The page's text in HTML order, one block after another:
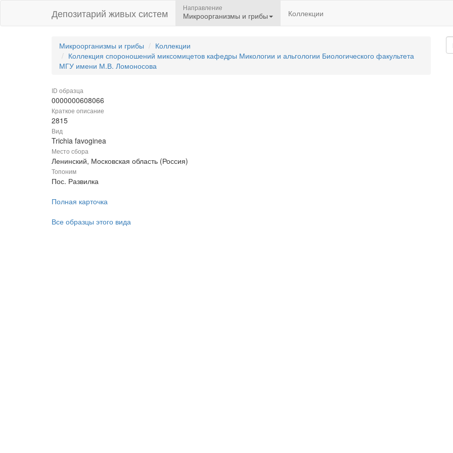
Депозитарий живых систем Направление
Микроорганизмы и грибы Коллекции
Микроорганизмы и грибы
Коллекции
Коллекция спороношений миксомицетов кафедры Микологии и альгологии Биологического факультета
МГУ имени М.В. Ломоносова
ID образца
0000000608066
Краткое описание
2815
Вид
Trichia favoginea
Место сбора
Ленинский, Московская область (Россия)
Топоним
Пос. Развилка
Полная карточка
Все образцы этого вида